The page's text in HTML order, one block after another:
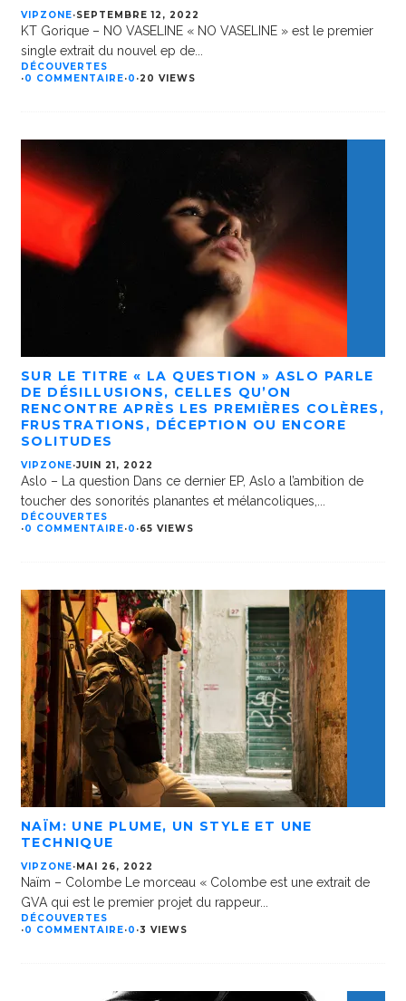
VIPZONE·SEPTEMBRE 12, 2022
KT Gorique – NO VASELINE « NO VASELINE » est le premier
single extrait du nouvel ep de
DÉCOUVERTES
·0 COMMENTAIRE·0 ·20 VIEWS
SUR LE TITRE « LA QUESTION » ASLO PARLE
DE DÉSILLUSIONS, CELLES QU’ON
RENCONTRE APRÈS LES PREMIÈRES COLÈRES,
FRUSTRATIONS, DÉCEPTION OU ENCORE
SOLITUDES
VIPZONE·JUIN 21, 2022
Aslo – La question Dans ce dernier EP, Aslo a l’ambition de
toucher des sonorités planantes et mélancoliques,
DÉCOUVERTES
·0 COMMENTAIRE·0 ·65 VIEWS
NAÏM: UNE PLUME, UN STYLE ET UNE
TECHNIQUE
VIPZONE· MAI 26, 2022
Naïm – Colombe Le morceau « Colombe est une extrait de
GVA qui est le premier projet du rappeur...
DÉCOUVERTES
·0 COMMENTAIRE·0 ·3 VIEWS